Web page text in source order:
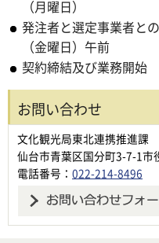
（月曜日）
発注者と選定事業者
（金曜日）午前
契約締結及び業
お問い合わせ
文化観光局東北連携推進課
仙台市青葉区国分町3-7-1市
電話番号： 022-214-8496